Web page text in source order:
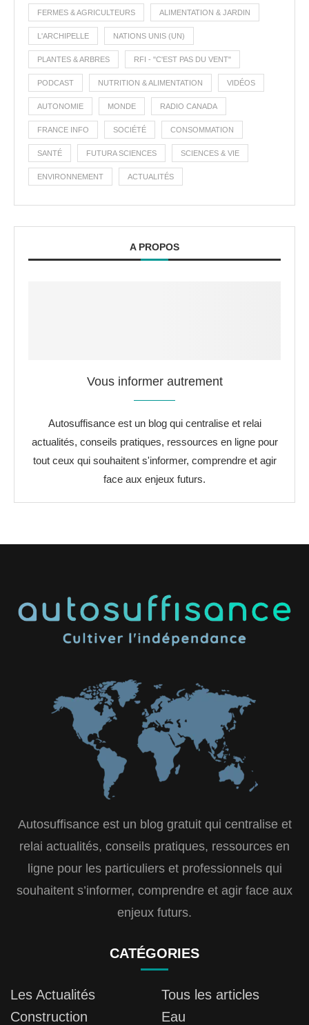
FERMES & AGRICULTEURS ALIMENTATION & JARDIN
L'ARCHIPELLE NATIONS UNIS (UN)
PLANTES & ARBRES RFI - "C'EST PAS DU VENT"
PODCAST NUTRITION & ALIMENTATION VIDÉOS
AUTONOMIE MONDE RADIO CANADA
FRANCE INFO SOCIÉTÉ CONSOMMATION
SANTÉ FUTURA SCIENCES SCIENCES & VIE
ENVIRONNEMENT ACTUALITÉS
A PROPOS
Vous informer autrement
Autosuffisance est un blog qui centralise et relai
actualités, conseils pratiques, ressources en ligne pour
tout ceux qui souhaitent s'informer, comprendre et agir
face aux enjeux futurs.
Autosuffisance est un blog gratuit qui centralise et
relai actualités, conseils pratiques, ressources en
ligne pour les particuliers et professionnels qui
souhaitent s’informer, comprendre et agir face aux
enjeux futurs.
CATÉGORIES
Les Actualités
Tous les articles
Construction
Eau